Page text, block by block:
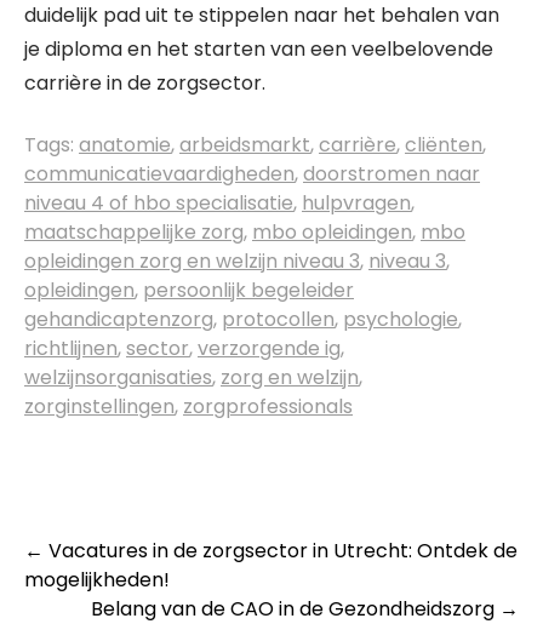
duidelijk pad uit te stippelen naar het behalen van
je diploma en het starten van een veelbelovende
carrière in de zorgsector.
Tags: anatomie,arbeidsmarkt,carrière,cliënten,
communicatievaardigheden,doorstromen naar
niveau 4 of hbo specialisatie, hulpvragen,
maatschappelijke zorg, mbo opleidingen, mbo
opleidingen zorg en welzijn niveau 3, niveau 3,
opleidingen, persoonlijk begeleider
gehandicaptenzorg, protocollen, psychologie,
richtlijnen,sector,verzorgende ig,
welzijnsorganisaties, zorg en welzijn,
zorginstellingen, zorgprofessionals
Post
navigation
← Vacatures in de zorgsector in Utrecht: Ontdek de
mogelijkheden!
Belang van de CAO in de Gezondheidszorg →